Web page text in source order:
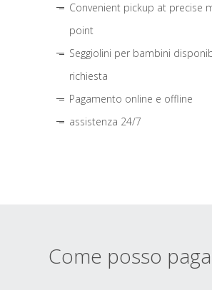
Convenient pickup at precise
point
Seggiolini per bambini
richiesta
Pagamento online e offline
assistenza 24/7
Come posso